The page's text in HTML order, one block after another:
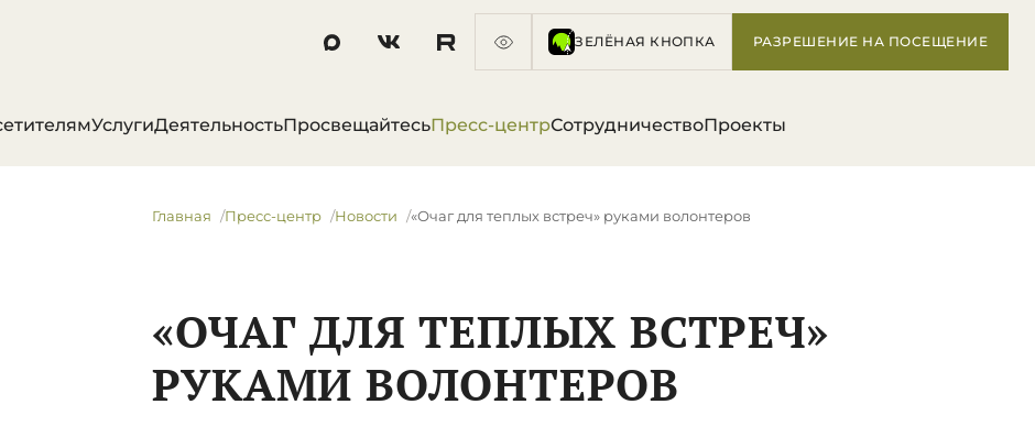
ЗЕЛЁНАЯ КНОПКА РАЗРЕШЕНИЕ НА ПОСЕЩЕНИЕ
УслугиДеятельностьПросвещайтесьПресс-центрСотрудничествоПроекты
Главная Пресс-центр Новости «Очаг для теплых встреч» руками волонтеров
«ОЧАГ ДЛЯ ТЕПЛЫХ ВСТРЕЧ»
РУКАМИ ВОЛОНТЕРОВ